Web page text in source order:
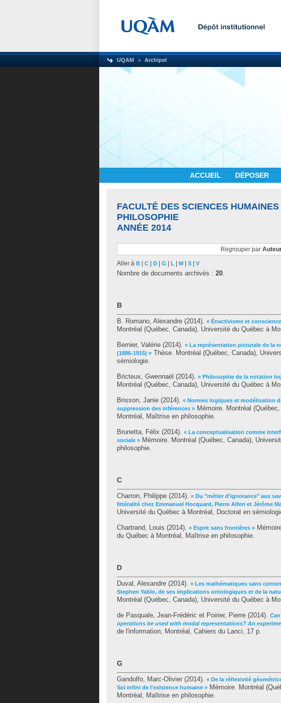
UQAM Archipel
ACCUEIL DÉPOSER
FACULTÉ DES SCIENCES
PHILOSOPHIE
ANNÉE 2014
Regrouper par
Aller à B C D G L M S V
Nombre de documents archivés : 20.
B
B. Romano, Alexandre (2014). « Énactivisme et
Montréal (Québec, Canada), Université du Québec à
Bernier, Valérie (2014). « La représentation picturale de la
(1886-1915) » Thèse. Montréal (Québec, Canada),
sémiologie.
Bricteux, Gwennaël (2014). « Philosophie de la notation
Montréal (Québec, Canada), Université du Québec à
Brisson, Janie (2014). « Normes logiques et modélisation
suppression des inférences » Mémoire. Montréal
Montréal, Maîtrise en philosophie.
Brunetta, Félix (2014). « La conceptualisation comme
sociale » Mémoire. Montréal (Québec, Canada),
philosophie.
C
Charron, Philippe (2014). « Du "métier d'ignorance" aux
littéralité chez Emmanuel Hocquard, Pierre Alferi et Jérôme
Université du Québec à Montréal, Doctorat en
Chartrand, Louis (2014). « Esprit sans frontières »
du Québec à Montréal, Maîtrise en philosophie.
D
Duval, Alexandre (2014). « Les mathématiques sans
Stephen Yablo, de ses implications ontologiques et de la
Montréal (Québec, Canada), Université du Québec à
de Pasquale, Jean-Frédéric et Poirier, Pierre (2014).
operations be used with modal representations? An
de l'information, Montréal, Cahiers du Lanci, 17 p.
G
Gandolfo, Marc-Olivier (2014). « De la réflexivité
Soi infini de l'existence humaine » Mémoire. Montréal
Montréal, Maîtrise en philosophie.